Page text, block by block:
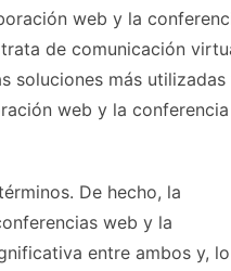
web y la
de comunicación
soluciones más utilizadas
web y la conferencia
De hecho, la
web y la
entre ambos y, lo